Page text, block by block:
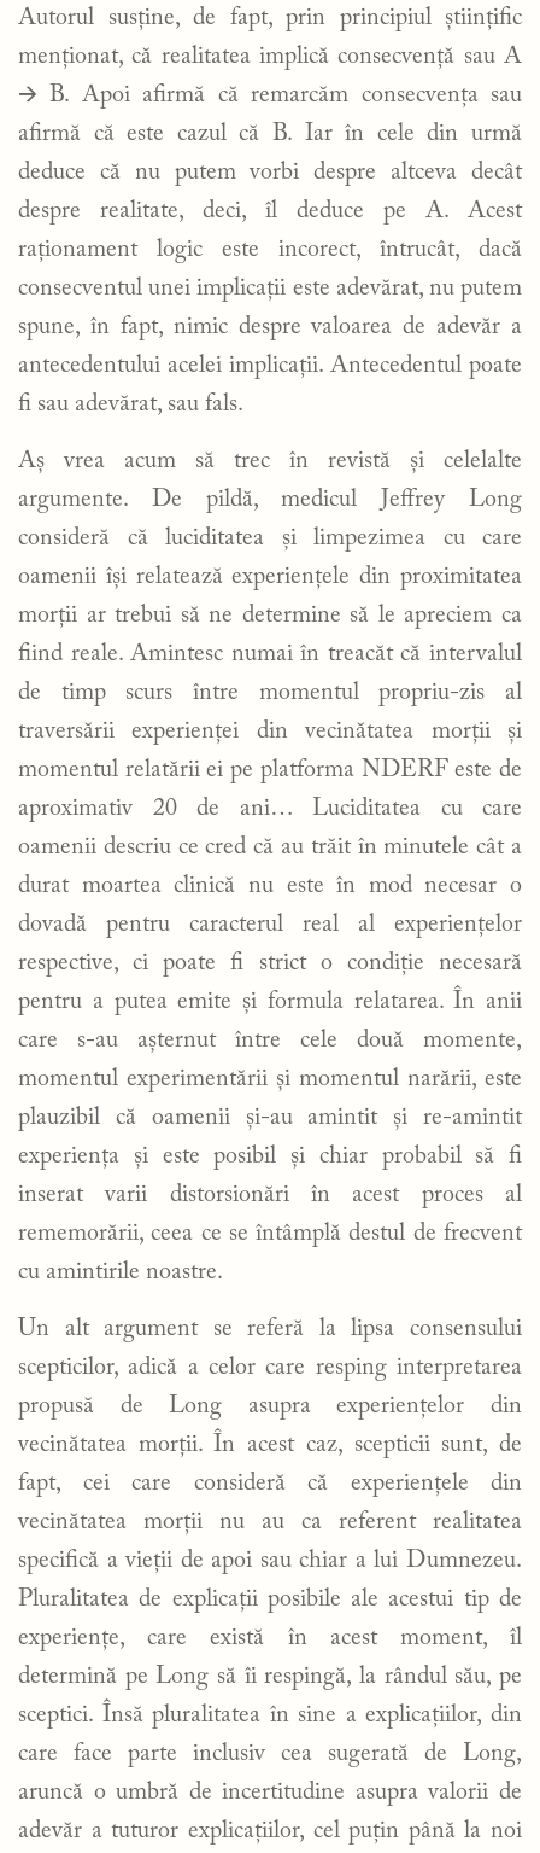
Autorul susține, de fapt, prin principiul științific
menționat, că realitatea implică consecvență sau A
🡪 B. Apoi afirmă că remarcăm consecvența sau
afirmă că este cazul că B. Iar în cele din urmă
deduce că nu putem vorbi despre altceva decât
despre realitate, deci, îl deduce pe A. Acest
raționament logic este incorect, întrucât, dacă
consecventul unei implicații este adevărat, nu putem
spune, în fapt, nimic despre valoarea de adevăr a
antecedentului acelei implicații. Antecedentul poate
fi sau adevărat, sau fals.
Aș vrea acum să trec în revistă și celelalte
argumente. De pildă, medicul Jeffrey Long
consideră că luciditatea și limpezimea cu care
oamenii își relatează experiențele din proximitatea
morții ar trebui să ne determine să le apreciem ca
fiind reale. Amintesc numai în treacăt că intervalul
de timp scurs între momentul propriu-zis al
traversării experienței din vecinătatea morții și
momentul relatării ei pe platforma NDERF este de
aproximativ 20 de ani… Luciditatea cu care
oamenii descriu ce cred că au trăit în minutele cât a
durat moartea clinică nu este în mod necesar o
dovadă pentru caracterul real al experiențelor
respective, ci poate fi strict o condiție necesară
pentru a putea emite și formula relatarea. În anii
care s-au așternut între cele două momente,
momentul experimentării și momentul narării, este
plauzibil că oamenii și-au amintit și re-amintit
experiența și este posibil și chiar probabil să fi
inserat varii distorsionări în acest proces al
rememorării, ceea ce se întâmplă destul de frecvent
cu amintirile noastre.
Un alt argument se referă la lipsa consensului
scepticilor, adică a celor care resping interpretarea
propusă de Long asupra experiențelor din
vecinătatea morții. În acest caz, scepticii sunt, de
fapt, cei care consideră că experiențele din
vecinătatea morții nu au ca referent realitatea
specifică a vieții de apoi sau chiar a lui Dumnezeu.
Pluralitatea de explicații posibile ale acestui tip de
experiențe, care există în acest moment, îl
determină pe Long să îi respingă, la rândul său, pe
sceptici. Însă pluralitatea în sine a explicațiilor, din
care face parte inclusiv cea sugerată de Long,
aruncă o umbră de incertitudine asupra valorii de
adevăr a tuturor explicațiilor, cel puțin până la noi